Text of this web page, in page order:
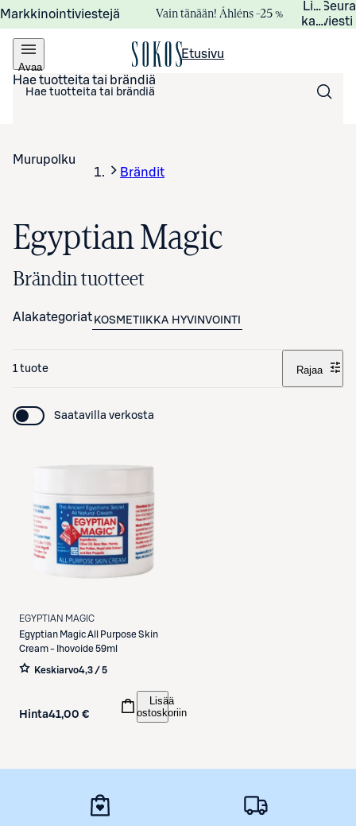
Markkinointiviestejä Vain tänään! Åhléns –25 %
viesti
Avaa
valikko
Etusivu
Hae tuotteita tai brändiä
Murupolku
Brändit
Egyptian Magic
Brändin tuotteet
Alakategoriat KOSMETIIKKA HYVINVOINTI
1 tuote Rajaa
Saatavilla verkosta
EGYPTIAN MAGIC
Egyptian MagicAll Purpose Skin
Cream - Ihovoide 59ml
Keskiarvo4,3 / 5
Hinta41,00 €
Lisää
ostoskoriin